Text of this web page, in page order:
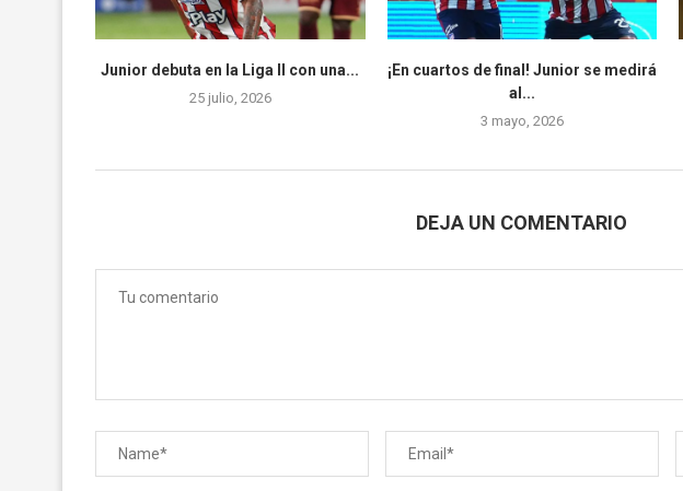
Junior debuta en la Liga II con una...
25 julio, 2026
¡En cuartos de final! Junior se medirá
al...
3 mayo, 2026
DEJA UN COMENTARIO